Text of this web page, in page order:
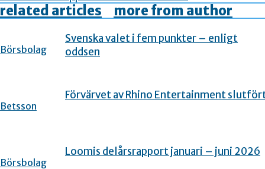
related articles more from author
Börsbolag
Svenska valet i fem punkter – enligt
oddsen
Betsson
Förvärvet av Rhino Entertainment
Börsbolag
Loomis delårsrapport januari – juni 2026